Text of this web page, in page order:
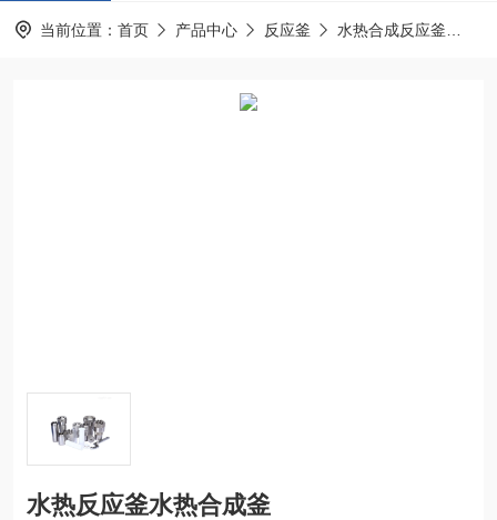
当前位置： 首页 产品中心 反应釜 水热合成反应釜
水热反应釜水热合成釜